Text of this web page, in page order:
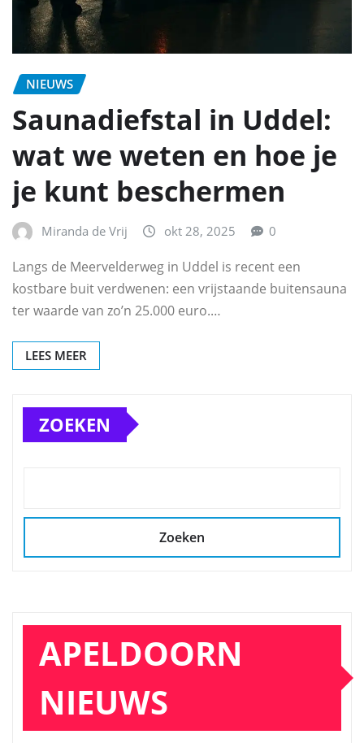
NIEUWS
Saunadiefstal in Uddel:
wat we weten en hoe je
je kunt beschermen
Miranda de Vrij okt 28, 2025 0
Langs de Meervelderweg in Uddel is recent een
kostbare buit verdwenen: een vrijstaande buitensauna
ter waarde van zo’n 25.000 euro.…
LEES MEER
ZOEKEN
Zoeken
APELDOORN
NIEUWS